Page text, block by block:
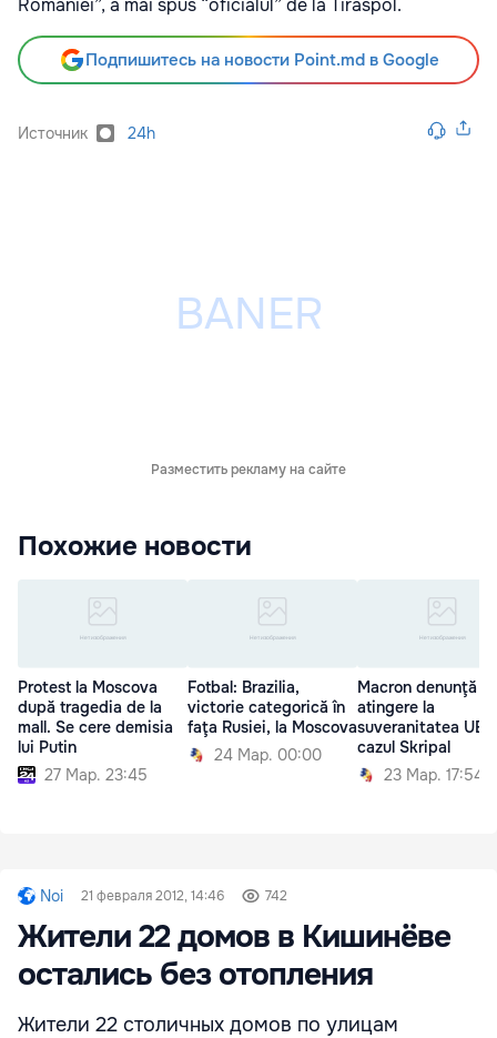
României”, a mai spus “oficialul” de la Tiraspol.
Подпишитесь на новости Point.md в Google
Источник 24h
Разместить рекламу на сайте
Похожие новости
Protest la Moscova
după tragedia de la
mall. Se cere demisia
lui Putin
27 Мар. 23:45
Fotbal: Brazilia,
victorie categorică în
faţa Rusiei, la Moscova
24 Мар. 00:00
Macron denunţă o
atingere la
suveranitatea UE
cazul Skripal
23 Мар. 17:54
Noi 21 февраля 2012, 14:46 742
Жители 22 домов в Кишинёве
остались без отопления
Жители 22 столичных домов по улицам